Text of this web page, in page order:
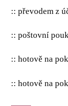
:: převodem z
:: poštovní
:: hotově na
:: hotově na